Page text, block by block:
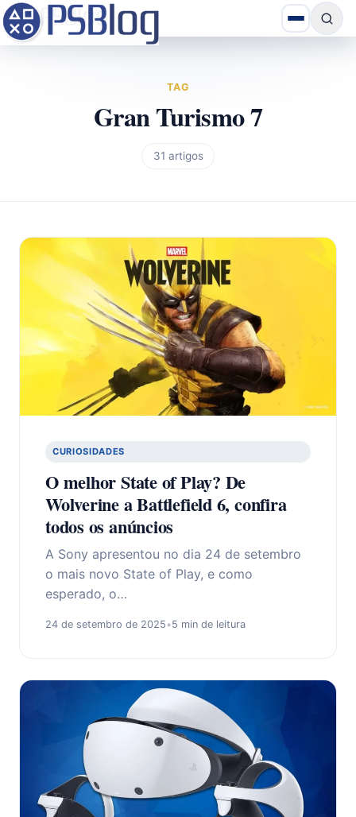
TAG
Gran Turismo 7
31 artigos
CURIOSIDADES
O melhor State of Play? De
Wolverine a Battlefield 6, confira
todos os anúncios
A Sony apresentou no dia 24 de setembro
o mais novo State of Play, e como
esperado, o…
24 de setembro de 2025•5 min de leitura